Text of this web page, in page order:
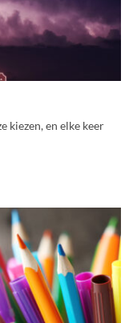
kiezen, en elke keer